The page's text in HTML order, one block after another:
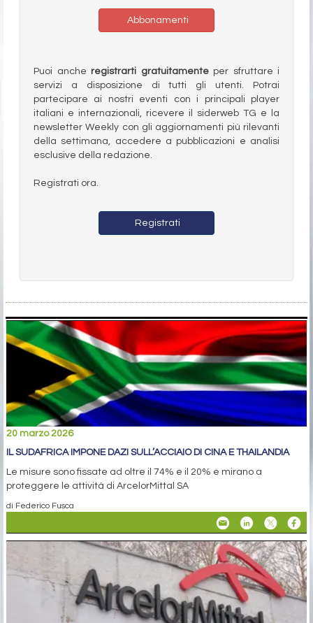
Abbonamenti
Puoi anche registrarti gratuitamenteper sfruttare i
servizi a disposizione di tutti gli utenti. Potrai
partecipare ai nostri eventi con i principali player
italiani e internazionali, ricevere il siderweb TG e la
newsletter Weekly con gli aggiornamenti più rilevanti
della settimana, accedere a pubblicazioni e analisi
esclusive della redazione.
Registrati ora.
Registrati
20 marzo 2026
IL SUDAFRICA IMPONE DAZI SULL’ACCIAIO DI CINA E THAILANDIA
Le misure sono fissate ad oltre il 74% e il 20% e mirano a
proteggere le attività di ArcelorMittal SA
di Federico Fusca